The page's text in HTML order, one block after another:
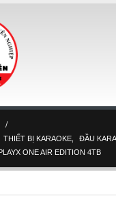
THIẾT BỊ KARAOKE
ĐẦU
ONE AIR EDITION 4TB